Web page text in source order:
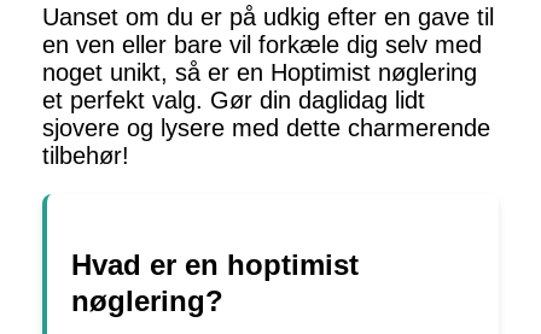
Uanset om du er på udkig efter en gave til
en ven eller bare vil forkæle dig selv med
noget unikt, så er en Hoptimist nøglering
et perfekt valg. Gør din daglidag lidt
sjovere og lysere med dette charmerende
tilbehør!
Hvad er en hoptimist
nøglering?